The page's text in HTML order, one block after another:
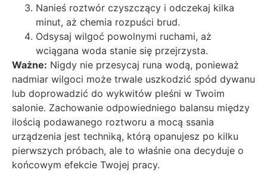
Nanieś roztwór czyszczący i odczekaj kilka
minut, aż chemia rozpuści brud.
Odsysaj wilgoć powolnymi ruchami, aż
wciągana woda stanie się przejrzysta.
Ważne: Nigdy nie przesycaj runa wodą, ponieważ
nadmiar wilgoci może trwale uszkodzić spód dywanu
lub doprowadzić do wykwitów pleśni w Twoim
salonie. Zachowanie odpowiedniego balansu między
ilością podawanego roztworu a mocą ssania
urządzenia jest techniką, którą opanujesz po kilku
pierwszych próbach, ale to właśnie ona decyduje o
końcowym efekcie Twojej pracy.